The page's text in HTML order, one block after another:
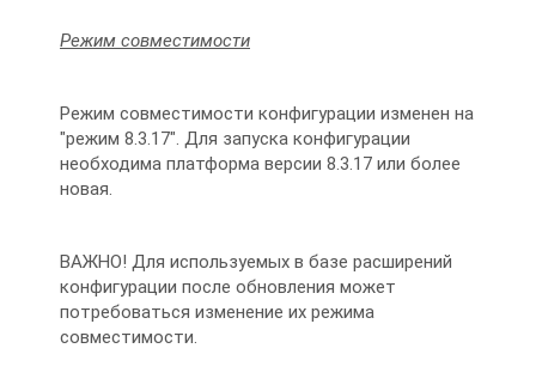
Режим совместимости
Режим совместимости конфигурации изменен на
"режим 8.3.17". Для запуска конфигурации
необходима платформа версии 8.3.17 или более
новая.
ВАЖНО! Для используемых в базе расширений
конфигурации после обновления может
потребоваться изменение их режима
совместимости.